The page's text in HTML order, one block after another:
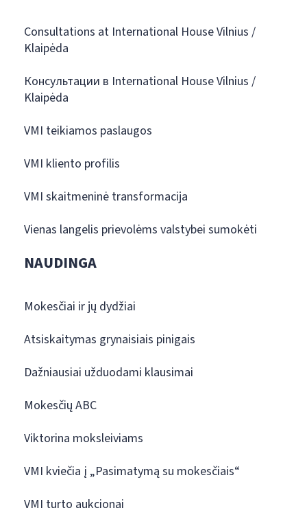
Consultations at International House Vilnius /
Klaipėda
Консультации в International House Vilnius /
Klaipėda
VMI teikiamos paslaugos
VMI kliento profilis
VMI skaitmeninė transformacija
Vienas langelis prievolėms valstybei sumokėti
NAUDINGA
Mokesčiai ir jų dydžiai
Atsiskaitymas grynaisiais pinigais
Dažniausiai užduodami klausimai
Mokesčių ABC
Viktorina moksleiviams
VMI kviečia į „Pasimatymą su mokesčiais“
VMI turto aukcionai